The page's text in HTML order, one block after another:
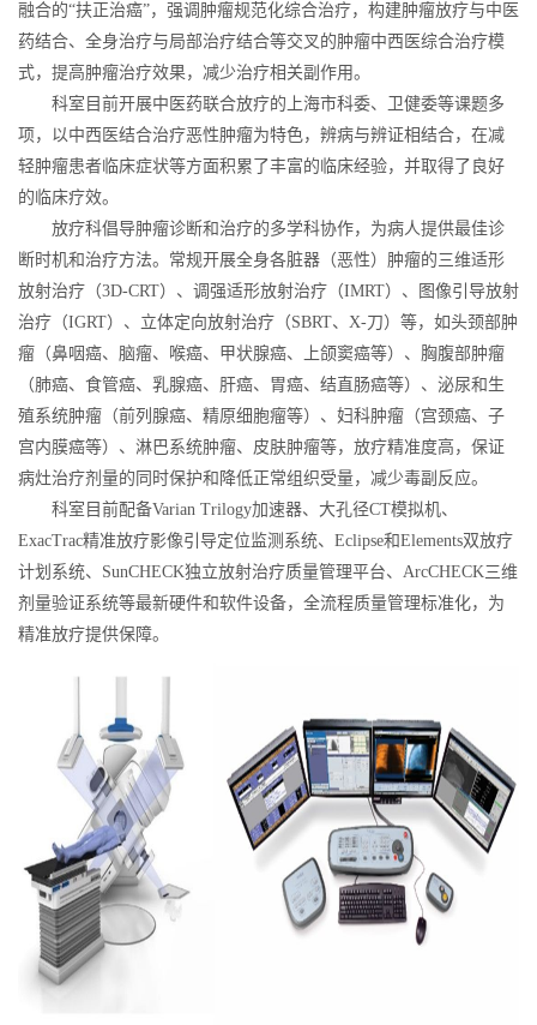
融合的“扶正治癌”，强调肿瘤规范化综合治疗，构建肿瘤放疗与中医
药结合、全身治疗与局部治疗结合等交叉的肿瘤中西医综合治疗模
式，提高肿瘤治疗效果，减少治疗相关副作用。
科室目前开展中医药联合放疗的上海市科委、卫健委等课题多
项，以中西医结合治疗恶性肿瘤为特色，辨病与辨证相结合，在减
轻肿瘤患者临床症状等方面积累了丰富的临床经验，并取得了良好
的临床疗效。
放疗科倡导肿瘤诊断和治疗的多学科协作，为病人提供最佳诊
断时机和治疗方法。常规开展全身各脏器（恶性）肿瘤的三维适形
放射治疗（3D-CRT）、调强适形放射治疗（IMRT）、图像引导放射
治疗（IGRT）、立体定向放射治疗（SBRT、X-刀）等，如头颈部肿
瘤（鼻咽癌、脑瘤、喉癌、甲状腺癌、上颌窦癌等）、胸腹部肿瘤
（肺癌、食管癌、乳腺癌、肝癌、胃癌、结直肠癌等）、泌尿和生
殖系统肿瘤（前列腺癌、精原细胞瘤等）、妇科肿瘤（宫颈癌、子
宫内膜癌等）、淋巴系统肿瘤、皮肤肿瘤等，放疗精准度高，保证
病灶治疗剂量的同时保护和降低正常组织受量，减少毒副反应。
科室目前配备Varian Trilogy加速器、大孔径CT模拟机、
ExacTrac精准放疗影像引导定位监测系统、Eclipse和Elements双放疗
计划系统、SunCHECK独立放射治疗质量管理平台、ArcCHECK三维
剂量验证系统等最新硬件和软件设备，全流程质量管理标准化，为
精准放疗提供保障。